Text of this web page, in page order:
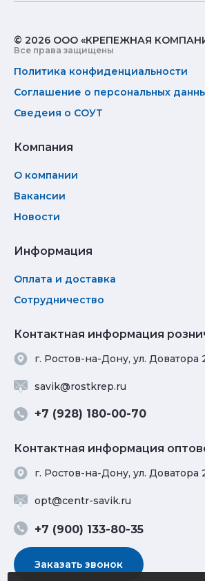
© 2026 ООО «КРЕПЕЖНАЯ
Все права защищены
Политика конфиденциальности
Соглашение о персональных
Сведеия о СОУТ
Компания
О компании
Вакансии
Новости
Информация
Оплата и доставка
Сотрудничество
Контактная информация
г. Ростов-на-Дону, ул. Доватора
savik@rostkrep.ru
+7 (928) 180-00-70
Контактная информация
г. Ростов-на-Дону, ул. Доватора
opt@centr-savik.ru
+7 (900) 133-80-35
Заказать звонок